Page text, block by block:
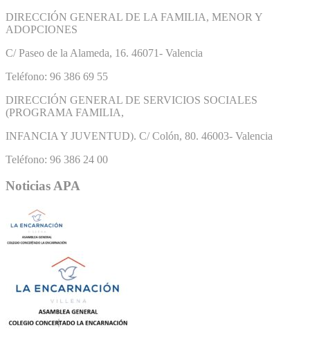
DIRECCIÓN GENERAL DE LA FAMILIA, MENOR Y
ADOPCIONES
C/ Paseo de la Alameda, 16. 46071- Valencia
Teléfono: 96 386 69 55
DIRECCIÓN GENERAL DE SERVICIOS SOCIALES
(PROGRAMA FAMILIA,
INFANCIA Y JUVENTUD). C/ Colón, 80. 46003- Valencia
Teléfono: 96 386 24 00
Noticias APA